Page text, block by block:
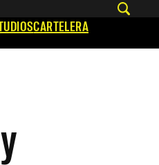
CARTELERA